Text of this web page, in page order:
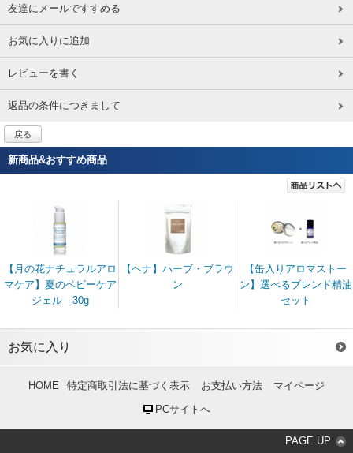
友達にメールですすめる
お気に入りに追加
レビューを書く
返品の条件につきまして
戻る
新商品&おすすめ商品
【月の花ナチュラルアロ
マケア】夏のベビーケア
ジェル 30g
【ヘナ】ハーブ・ブラウ
ン
【缶入りアロマストー
ン】選べるブレンド精油
セット
お気に入り
HOME 特定商取引法に基づく表示 お支払い方法
マイページ
PCサイトへ
PAGE UP